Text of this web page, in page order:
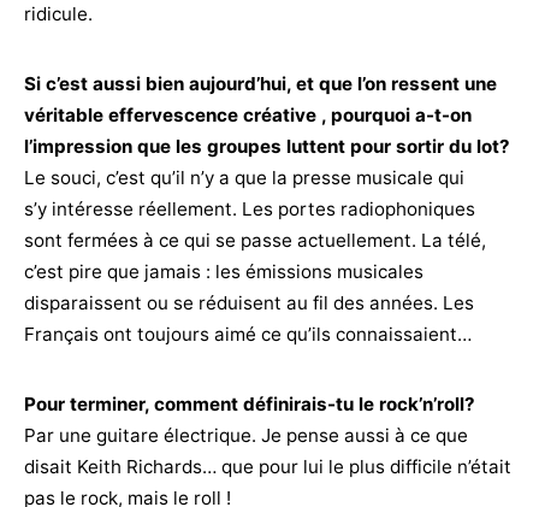
ridicule.
Si c’est aussi bien aujourd’hui, et que l’on ressent une
véritable effervescence créative , pourquoi a-t-on
l’impression que les groupes luttent pour sortir du lot?
Le souci, c’est qu’il n’y a que la presse musicale qui
s’y intéresse réellement. Les portes radiophoniques
sont fermées à ce qui se passe actuellement. La télé,
c’est pire que jamais : les émissions musicales
disparaissent ou se réduisent au fil des années. Les
Français ont toujours aimé ce qu’ils connaissaient…
Pour terminer, comment définirais-tu le rock’n’roll?
Par une guitare électrique. Je pense aussi à ce que
disait Keith Richards… que pour lui le plus difficile n’était
pas le rock, mais le roll !